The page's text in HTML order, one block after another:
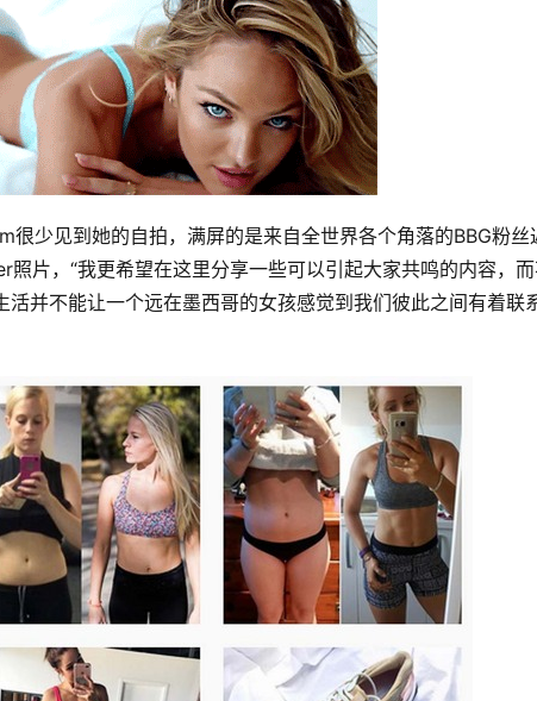
少见到她的自拍，满屏的是来自全世界各个角落的BBG粉丝
片，“我更希望在这里分享一些可以引起大家共鸣的内容，
并不能让一个远在墨西哥的女孩感觉到我们彼此之间有着联